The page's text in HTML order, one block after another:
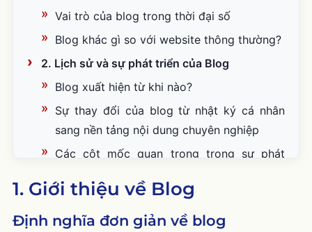
Vai trò của blog trong thời đại số
Blog khác gì so với website thông thường?
2. Lịch sử và sự phát triển của Blog
Blog xuất hiện từ khi nào?
Sự thay đổi của blog từ nhật ký cá nhân
sang nền tảng nội dung chuyên nghiệp
Các cột mốc quan trọng trong sự phát
3. Các loại blog phổ biến
1. Blog cá nhân
1. Giới thiệu về Blog
Định nghĩa đơn giản về blog